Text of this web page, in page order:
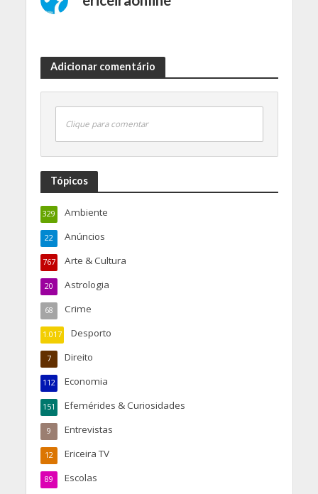
Adicionar comentário
Clique para comentar
Tópicos
Ambiente
329
Anúncios
22
Arte & Cultura
767
Astrologia
20
Crime
68
Desporto
1.017
Direito
7
Economia
112
Efemérides & Curiosidades
151
Entrevistas
9
Ericeira TV
12
Escolas
89